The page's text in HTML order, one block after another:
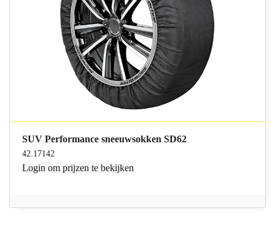
SUV Performance sneeuwsokken SD62
42.17142
Login om prijzen te bekijken